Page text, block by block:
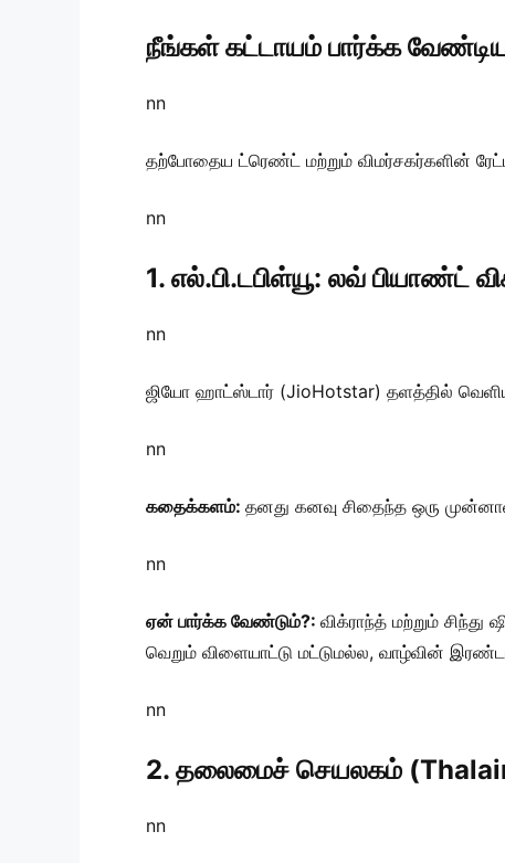
நீங்கள் கட்டாயம் பார்க்க
nn
தற்போதைய ட்ரெண்ட் மற்றும் விமர்சகர்களின்
nn
1. எல்.பி.டபிள்யூ: லவ் பியாண்ட்
nn
ஜியோ ஹாட்ஸ்டார் (JioHotstar) தளத்தில்
nn
கதைக்களம்: தனது கனவு சிதைந்த ஒரு
nn
ஏன் பார்க்க வேண்டும்?: விக்ராந்த் மற்றும் சிந்து
வெறும் விளையாட்டு மட்டுமல்ல, வாழ்வின்
nn
2. தலைமைச் செயலகம்
nn